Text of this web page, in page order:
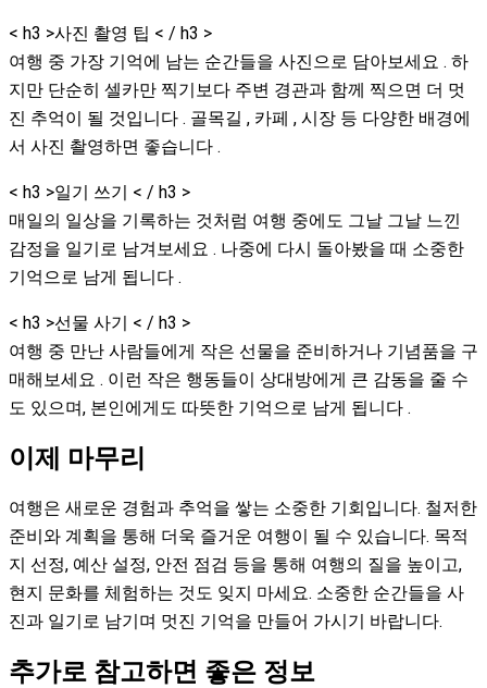
< h3 >사진 촬영 팁 < / h3 >
여행 중 가장 기억에 남는 순간들을 사진으로 담아보세요 . 하
지만 단순히 셀카만 찍기보다 주변 경관과 함께 찍으면 더 멋
진 추억이 될 것입니다 . 골목길 , 카페 , 시장 등 다양한 배경에
서 사진 촬영하면 좋습니다 .
< h3 >일기 쓰기 < / h3 >
매일의 일상을 기록하는 것처럼 여행 중에도 그날 그날 느낀
감정을 일기로 남겨보세요 . 나중에 다시 돌아봤을 때 소중한
기억으로 남게 됩니다 .
< h3 >선물 사기 < / h3 >
여행 중 만난 사람들에게 작은 선물을 준비하거나 기념품을 구
매해보세요 . 이런 작은 행동들이 상대방에게 큰 감동을 줄 수
도 있으며, 본인에게도 따뜻한 기억으로 남게 됩니다 .
이제 마무리
여행은 새로운 경험과 추억을 쌓는 소중한 기회입니다. 철저한
준비와 계획을 통해 더욱 즐거운 여행이 될 수 있습니다. 목적
지 선정, 예산 설정, 안전 점검 등을 통해 여행의 질을 높이고,
현지 문화를 체험하는 것도 잊지 마세요. 소중한 순간들을 사
진과 일기로 남기며 멋진 기억을 만들어 가시기 바랍니다.
추가로 참고하면 좋은 정보